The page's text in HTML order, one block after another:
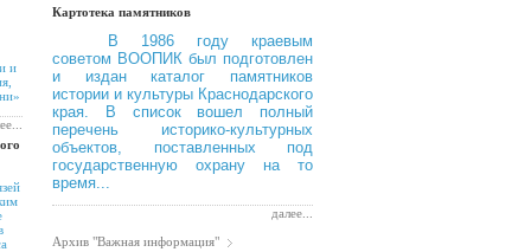
и
Картотека памятников
В 1986 году краевым
советом ВООПИК был подготовлен
и издан каталог памятников
истории и культуры Краснодарского
края. В список вошел полный
перечень историко-культурных
объектов, поставленных под
государственную охрану на то
время...
далее...
Архив "Важная информация"